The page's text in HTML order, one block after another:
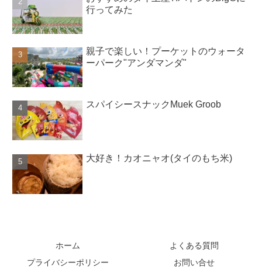
行ってみた
親子で楽しい！プーケットのウォータ
ーパーク"アンダマンダ"
スパイシースナックMuek Groob
大好き！カオニャオ(タイのもち米)
ホーム
よくある質問
プライバシーポリシー
お問い合せ